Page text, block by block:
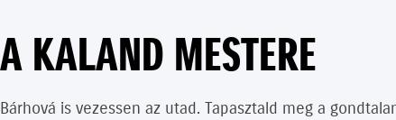
A KALAND MESTERE
Bárhová is vezessen az utad. Tapasztald meg a